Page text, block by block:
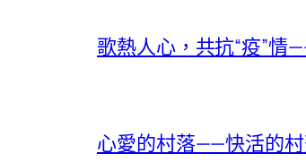
歌熱人心，共抗“疫”情
心愛的村落——快活的